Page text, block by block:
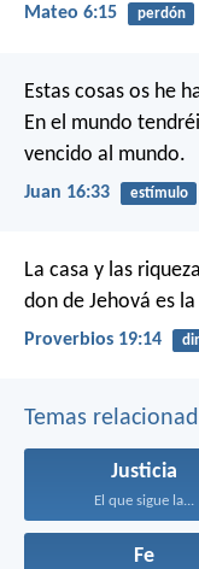
Mateo 6:15 perdón
Estas cosas os he
En el mundo
vencido al mundo.
Juan 16:33 estímulo
La casa y las
don de Jehová es
Proverbios 19:14
Temas
Justicia
El que sigue la...
Fe